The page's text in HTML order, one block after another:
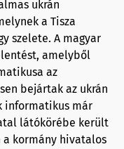
ukrán
a Tisza
szelete. A magyar
amelyből
az
bejártak az ukrán
informatikus már
látókörébe került
a kormány hivatalos